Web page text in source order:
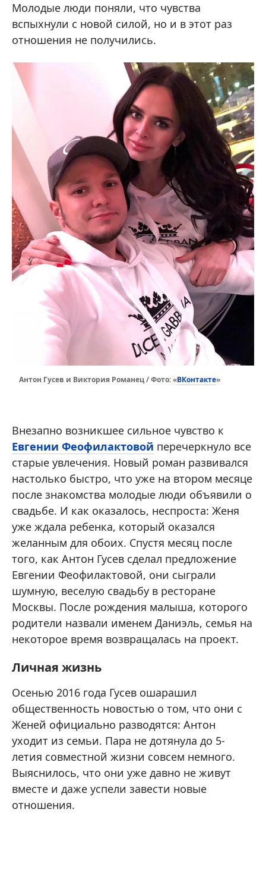
Молодые люди поняли, что чувства
вспыхнули с новой силой, но и в этот раз
отношения не получились.
Антон Гусев и Виктория Романец / Фото: «ВКонтакте»
Внезапно возникшее сильное чувство к
Евгении Феофилактовой перечеркнуло все
старые увлечения. Новый роман развивался
настолько быстро, что уже на втором месяце
после знакомства молодые люди объявили о
свадьбе. И как оказалось, неспроста: Женя
уже ждала ребенка, который оказался
желанным для обоих. Спустя месяц после
того, как Антон Гусев сделал предложение
Евгении Феофилактовой, они сыграли
шумную, веселую свадьбу в ресторане
Москвы. После рождения малыша, которого
родители назвали именем Даниэль, семья на
некоторое время возвращалась на проект.
Личная жизнь
Осенью 2016 года Гусев ошарашил
общественность новостью о том, что они с
Женей официально разводятся: Антон
уходит из семьи. Пара не дотянула до 5-
летия совместной жизни совсем немного.
Выяснилось, что они уже давно не живут
вместе и даже успели завести новые
отношения.